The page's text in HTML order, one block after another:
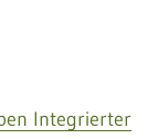
Integrierter